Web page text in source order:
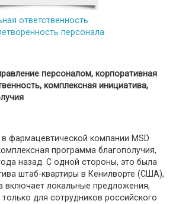
ответственность
персонала
персоналом, корпоративная
комплексная инициатива,
фармацевтической компании MSD
программа благополучия,
назад. С одной стороны, это была
штаб-квартиры в Кенилворте (США),
включает локальные предложения,
для сотрудников российского